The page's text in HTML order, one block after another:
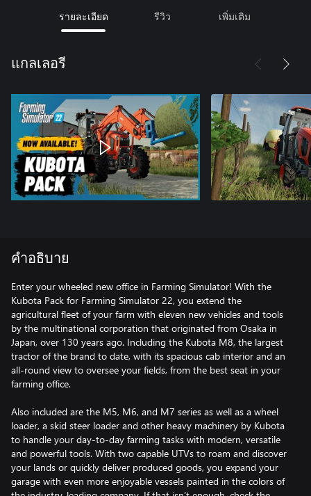
รายละเอียด รีวิว เพิ่มเติม
แกลเลอรี
คำอธิบาย
Enter your wheeled new office in Farming Simulator! With the
Kubota Pack for Farming Simulator 22, you extend the
agricultural fleet of your farm with eleven new vehicles and tools
by the multinational corporation that originated from Osaka in
Japan, over 130 years ago. Including the Kubota M8, the largest
tractor of the brand to date, with its spacious cab interior and an
all-round view to oversee your fields, from the best seat in your
farming office.
Also included are the M5, M6, and M7 series as well as a wheel
loader, a skid steer loader and other heavy machinery by Kubota
to handle your day-to-day farming tasks with modern, versatile
and powerful tools. With two capable UTVs to roam and discover
your lands or quickly deliver produced goods, you expand your
garage with even more enjoyable vessels painted in the colors of